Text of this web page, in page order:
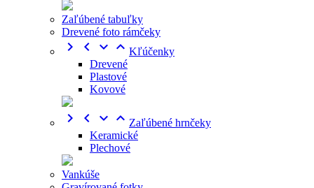
Zaľúbené tabuľky
Drevené foto rámčeky
    Kľúčenky
Drevené
Plastové
Kovové
    Zaľúbené hrnčeky
Keramické
Plechové
Vankúše